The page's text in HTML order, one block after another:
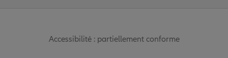
Accessibilité : partiellement conforme